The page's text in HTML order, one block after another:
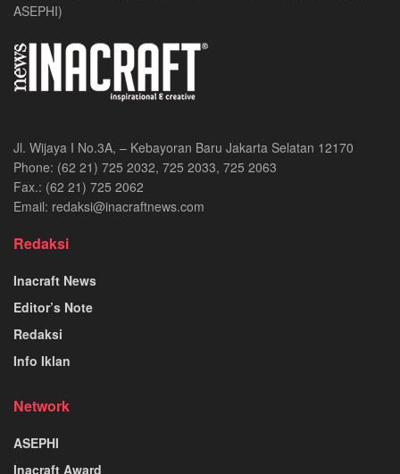
ASEPHI)
Jl. Wijaya I No.3A, – Kebayoran Baru Jakarta Selatan 12170
Phone: (62 21) 725 2032, 725 2033, 725 2063
Fax.: (62 21) 725 2062
Email: redaksi@inacraftnews.com
Redaksi
Inacraft News
Editor’s Note
Redaksi
Info Iklan
Network
ASEPHI
Inacraft Award